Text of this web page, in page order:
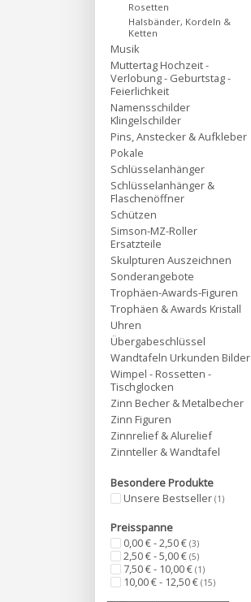
Rosetten
Halsbänder, Kordeln &
Ketten
Musik
Muttertag Hochzeit -
Verlobung - Geburtstag -
Feierlichkeit
Namensschilder
Klingelschilder
Pins, Anstecker & Aufkleber
Pokale
Schlüsselanhänger
Schlüsselanhänger &
Flaschenöffner
Schützen
Simson-MZ-Roller
Ersatzteile
Skulpturen Auszeichnen
Sonderangebote
Trophäen-Awards-Figuren
Trophäen & Awards Kristall
Uhren
Übergabeschlüssel
Wandtafeln Urkunden Bilder
Wimpel - Rossetten -
Tischglocken
Zinn Becher & Metalbecher
Zinn Figuren
Zinnrelief & Alurelief
Zinnteller & Wandtafel
Besondere Produkte
Unsere Bestseller (1)
Preisspanne
0,00 € - 2,50 € (3)
2,50 € - 5,00 € (5)
7,50 € - 10,00 € (1)
10,00 € - 12,50 € (15)